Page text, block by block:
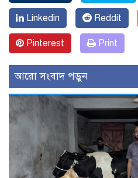
Linkedin Reddit
Pinterest Print
আরো সংবাদ পড়ুন